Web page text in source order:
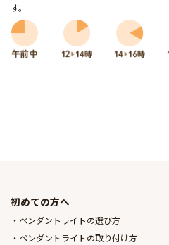
す。
初めての方へ
ペンダントライトの選び方
ペンダントライトの取り付け方